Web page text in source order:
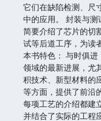
它们在缺陷检测、尺
中的应用。 封装与
简要介绍了芯片的切
试等后道工序，为读
本书特色： 与时俱
领域的最新进展，尤
积技术、新型材料的
等方面，提供了前沿
每项工艺的介绍都建
并结合了实际的工程